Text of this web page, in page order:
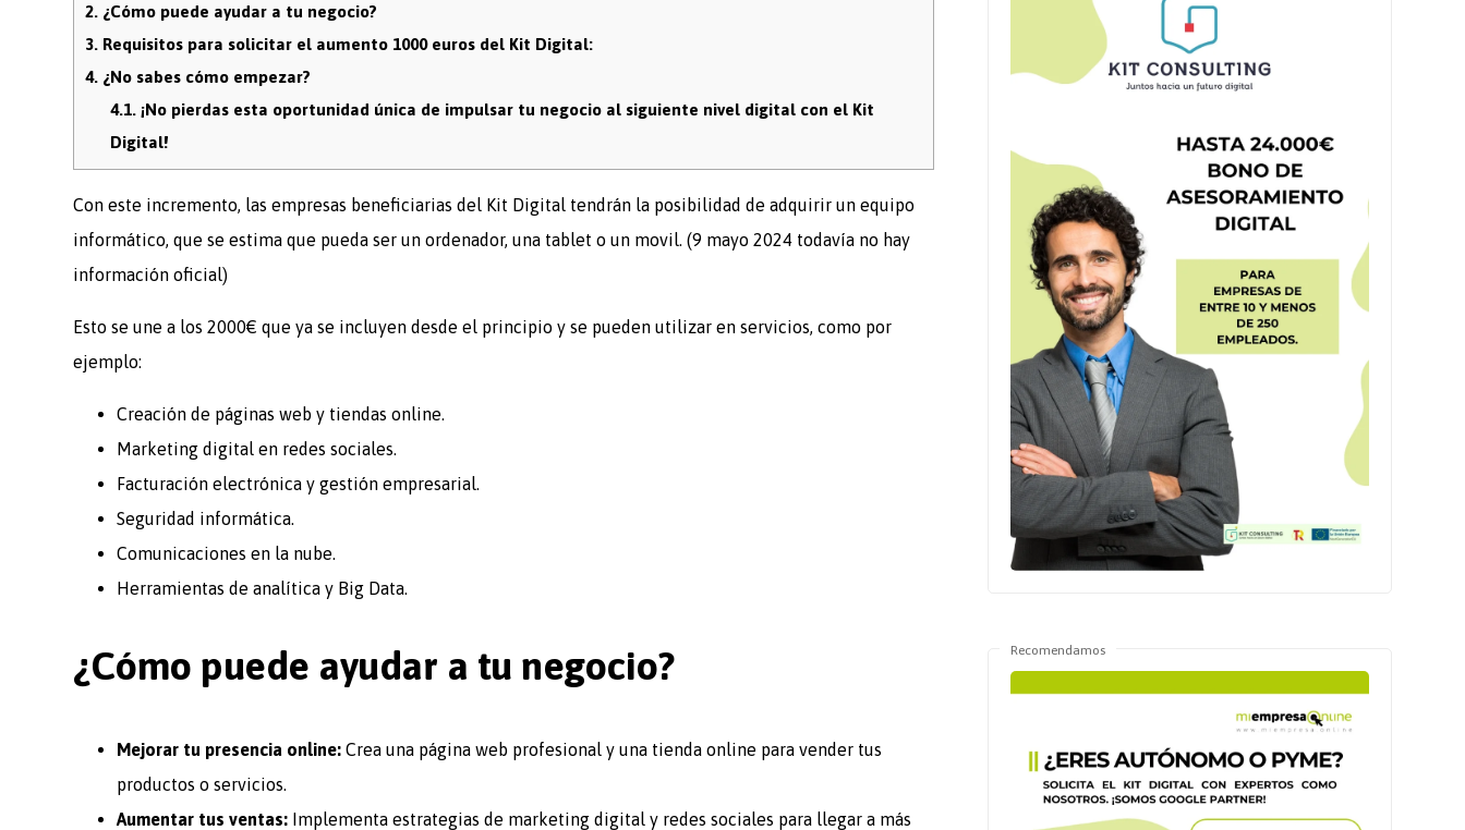
2. ¿Cómo puede ayudar a tu negocio?
3. Requisitos para solicitar el aumento 1000 euros del Kit Digital:
4. ¿No sabes cómo empezar?
4.1. ¡No pierdas esta oportunidad única de impulsar tu negocio al siguiente nivel digital con el Kit
Digital!
Con este incremento, las empresas beneficiarias del Kit Digital tendrán la posibilidad de adquirir un equipo
informático, que se estima que pueda ser un ordenador, una tablet o un movil. (9 mayo 2024 todavía no hay
información oficial)
Esto se une a los 2000€ que ya se incluyen desde el principio y se pueden utilizar en servicios, como por
ejemplo:
Creación de páginas web y tiendas online.
Marketing digital en redes sociales.
Facturación electrónica y gestión empresarial.
Seguridad informática.
Comunicaciones en la nube.
Herramientas de analítica y Big Data.
¿Cómo puede ayudar a tu negocio?
Mejorar tu presencia online: Crea una página web profesional y una tienda online para vender tus
productos o servicios.
Aumentar tus ventas: Implementa estrategias de marketing digital y redes sociales para llegar a más
Recomendamos